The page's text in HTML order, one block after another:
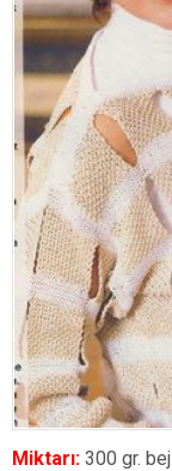
Miktarı: 300 gr.